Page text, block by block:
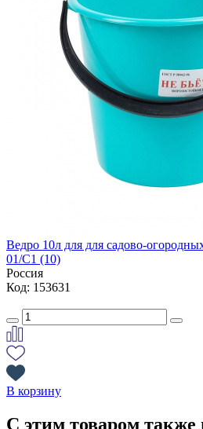
Ведро 10л для для садово-
01/С1 (10)
Россия
Код: 153631
В корзину
С этим товаром также